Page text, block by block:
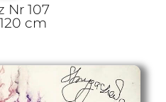
Nr 107
cm